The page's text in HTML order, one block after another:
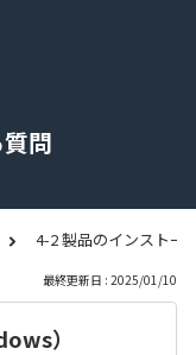
問
4-2 製品のインストー
最終更新日 : 2025/01/10
）